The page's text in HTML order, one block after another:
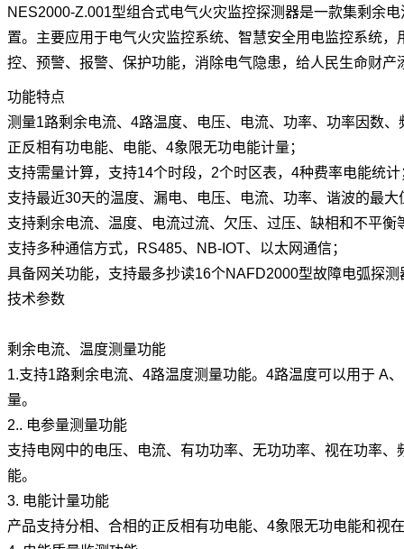
NES2000-Z.001型组合式电气火灾监控探测器是一款集剩余
置。主要应用于电气火灾监控系统、智慧安全用电监控系统
控、预警、报警、保护功能，消除电气隐患，给人民生命财产
功能特点
测量1路剩余电流、4路温度、电压、电流、功率、功率因数、
正反相有功电能、电能、4象限无功电能计量；
支持需量计算，支持14个时段，2个时区表，4种费率电能统计
支持最近30天的温度、漏电、电压、电流、功率、谐波的最
支持剩余电流、温度、电流过流、欠压、过压、缺相和不平衡
支持多种通信方式，RS485、NB-IOT、以太网通信；
具备网关功能，支持最多抄读16个NAFD2000型故障电弧探
技术参数
剩余电流、温度测量功能
1.支持1路剩余电流、4路温度测量功能。4路温度可以用于 A
量。
2.. 电参量测量功能
支持电网中的电压、电流、有功功率、无功功率、视在功率、
能。
3. 电能计量功能
产品支持分相、合相的正反相有功电能、4象限无功电能和视